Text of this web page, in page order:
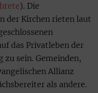
). Die
der Kirchen rieten laut
das Privatleben der
sein. Gemeinden,
Allianz
als andere.